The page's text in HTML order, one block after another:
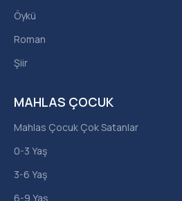
MAHLAS ÇOCUK
Mahlas Çocuk Çok Satanlar
0-3 Yaş
3-6 Yaş
6-9 Yaş
Öykü
Roman
Şiir